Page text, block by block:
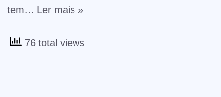
tem… Ler mais »
76 total views